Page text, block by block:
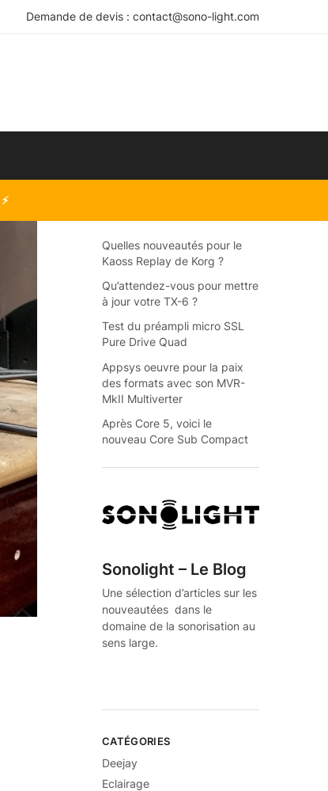
Demande de devis : contact@sono-light.com
⚡
Quelles nouveautés pour le
Kaoss Replay de Korg ?
Qu’attendez-vous pour mettre
à jour votre TX-6 ?
Test du préampli micro SSL
Pure Drive Quad
Appsys oeuvre pour la paix
des formats avec son MVR-
MkII Multiverter
Après Core 5, voici le
nouveau Core Sub Compact
Sonolight – Le Blog
Une sélection d’articles sur les
nouveautées dans le
domaine de la sonorisation au
sens large.
CATÉGORIES
Deejay
Eclairage